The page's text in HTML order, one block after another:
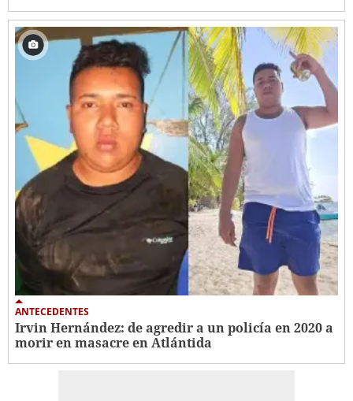
ANTECEDENTES
Irvin Hernández: de agredir a un policía en 2020 a
morir en masacre en Atlántida